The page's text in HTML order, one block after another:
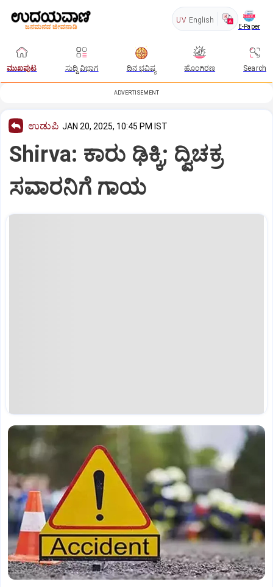
UV English
E-Paper
ಮುಖಪುಟ ಸುದ್ದಿ ವಿಭಾಗ ದಿನ ಭವಿಷ್ಯ ಹೊಂಗಿರಣ Search
ADVERTISEMENT
ಉಡುಪಿ JAN 20, 2025, 10:45 PM IST
Shirva: ಕಾರು ಢಿಕ್ಕಿ; ದ್ವಿಚಕ್ರ
ಸವಾರನಿಗೆ ಗಾಯ